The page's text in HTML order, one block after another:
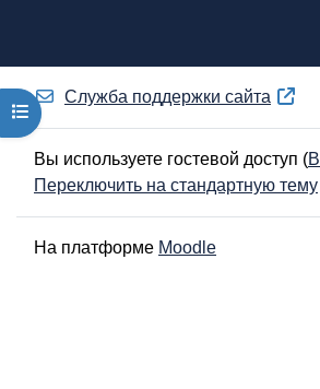
Открыть оглавление курса
Служба поддержки сайта
Вы используете гостевой доступ (
Переключить на стандартную тему
На платформе Moodle